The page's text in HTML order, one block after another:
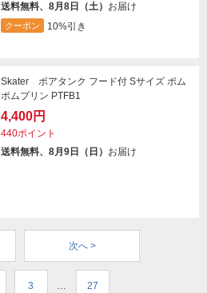
送料無料、8月8日（土） お届け
クーポン 10%引き
Skater ボアタンク フード付 Sサイズ ポム
ポムプリン PTFB1
4,400円
440ポイント
送料無料、8月9日（日） お届け
次へ >
3 … 27